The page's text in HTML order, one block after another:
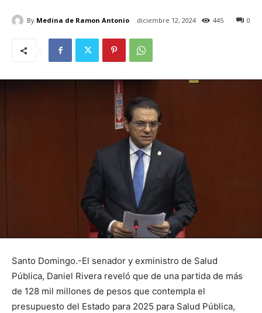
By Medina de Ramon Antonio diciembre 12, 2024 0
445
Santo Domingo.-El senador y exministro de Salud
Pública, Daniel Rivera reveló que de una partida de más
de 128 mil millones de pesos que contempla el
presupuesto del Estado para 2025 para Salud Pública,